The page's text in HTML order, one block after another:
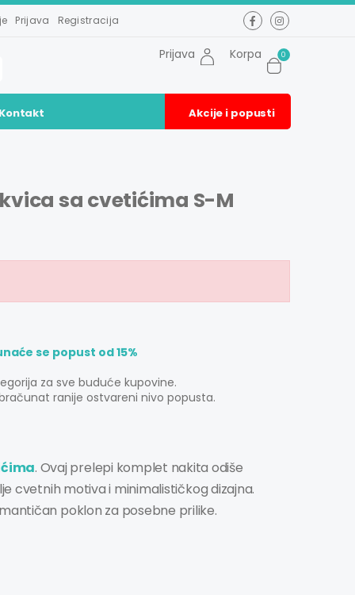
Prijava Registracija
Prijava Korpa 0
Kontakt Akcije i popusti
sa cvetićima S-M
se popust od 15%
za sve buduće kupovine.
ranije ostvareni nivo popusta.
. Ovaj prelepi komplet nakita odiše
cvetnih motiva i minimalističkog dizajna.
poklon za posebne prilike.